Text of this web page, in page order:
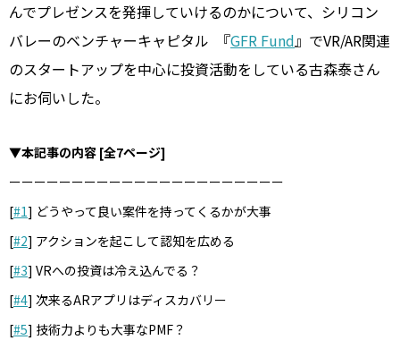
んでプレゼンスを発揮していけるのかについて、シリコン
バレーのベンチャーキャピタル 『GFR Fund』 でVR/AR関連
のスタートアップを中心に投資活動をしている古森泰さん
にお伺いした。
▼本記事の内容 [全7ページ]
ーーーーーーーーーーーーーーーーーーーーーー
[#1] どうやって良い案件を持ってくるかが大事
[#2] アクションを起こして認知を広める
[#3] VRへの投資は冷え込んでる？
[#4] 次来るARアプリはディスカバリー
[#5] 技術力よりも大事なPMF？